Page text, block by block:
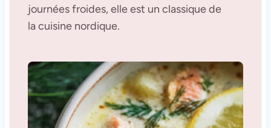
journées froides, elle est un classique de
la cuisine nordique.